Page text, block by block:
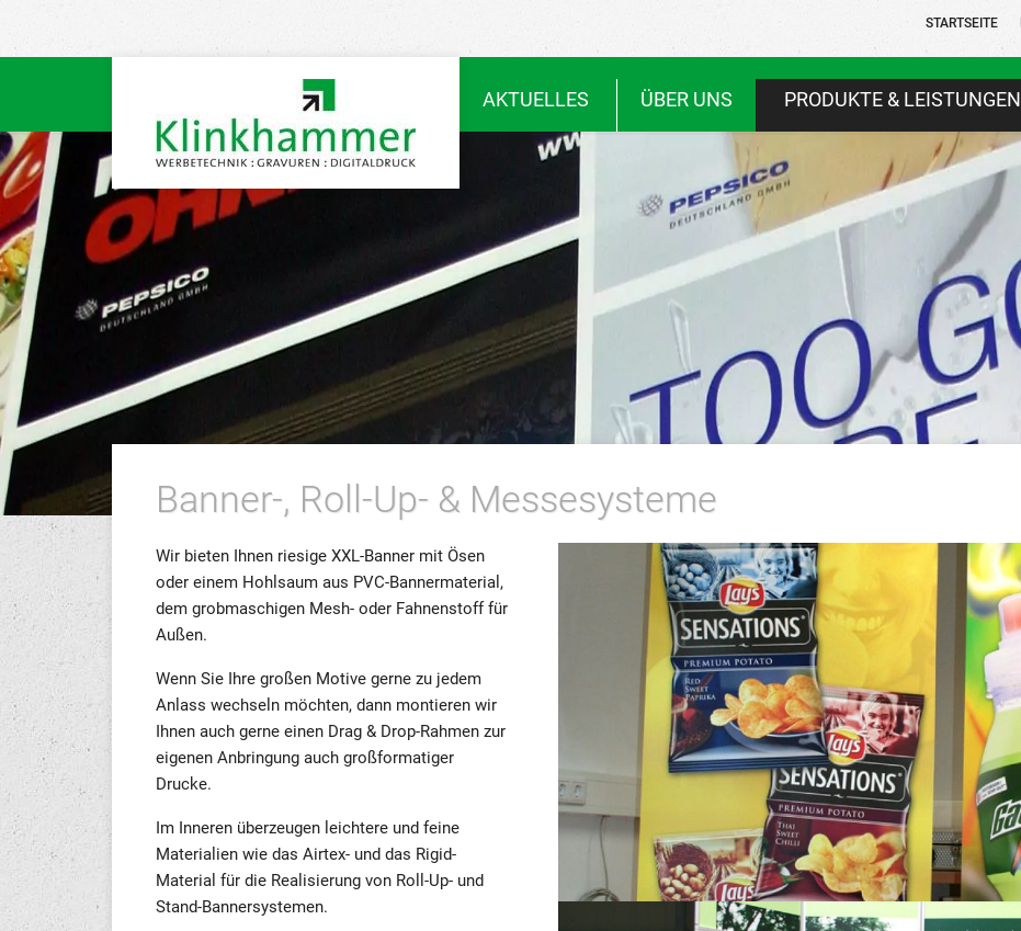
STARTSEITE
AKTUELLES ÜBER UNS PRODUKTE & LEISTUNGEN
Banner-, Roll-Up- & Messesysteme
Wir bieten Ihnen riesige XXL-Banner mit Ösen
oder einem Hohlsaum aus PVC-Bannermaterial,
dem grobmaschigen Mesh- oder Fahnenstoff für
Außen.
Wenn Sie Ihre großen Motive gerne zu jedem
Anlass wechseln möchten, dann montieren wir
Ihnen auch gerne einen Drag & Drop-Rahmen zur
eigenen Anbringung auch großformatiger
Drucke.
Im Inneren überzeugen leichtere und feine
Materialien wie das Airtex- und das Rigid-
Material für die Realisierung von Roll-Up- und
Stand-Bannersystemen.